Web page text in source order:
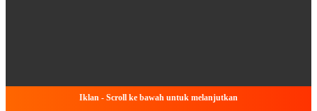
Iklan - Scroll ke bawah untuk melanjutkan